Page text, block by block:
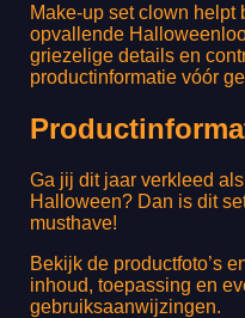
Make-up set clown helpt
opvallende
griezelige details en
productinformatie vóór
Ga jij dit jaar verkleed
Halloween? Dan is dit
musthave!
Bekijk de productfoto’s
inhoud, toepassing en
gebruiksaanwijzingen.